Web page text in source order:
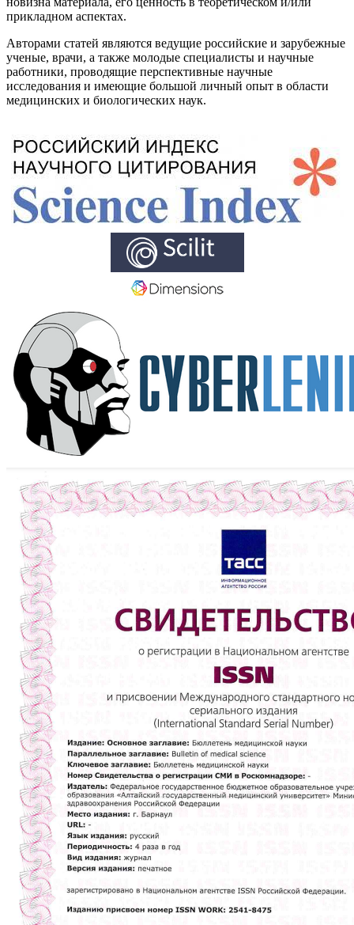
прикладном аспектах.
Авторами статей являются ведущие российские и зарубежные
ученые, врачи, а также молодые специалисты и научные
работники, проводящие перспективные научные
исследования и имеющие большой личный опыт в области
медицинских и биологических наук.